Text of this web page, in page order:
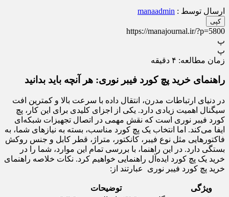
ارسال توسط : manaadmin
کپی
https://manajournal.ir/?p=5800
پ
پ
زمان مطالعه: ۴ دقیقه
راهنمای خرید پچ کورد فیبر نوری: هر آنچه باید بدانید
در دنیای ارتباطات مدرن، انتقال داده با سرعت بالا و کمترین افت
سیگنال اهمیت زیادی دارد. یکی از اجزای کلیدی برای این کار، پچ
کورد فیبر نوری است که نقش مهمی در اتصال تجهیزات شبکه‌ای
ایفا می‌کند. اما انتخاب یک پچ کورد مناسب، بسته به نیازهای شما، به
فاکتورهایی مثل نوع فیبر، کانکتور، متراژ، قطر کابل و جنس روکش
بستگی دارد. در این راهنما، با بررسی تمام این موارد، شما را در
خرید یک پچ کورد ایده‌آل راهنمایی خواهیم کرد. نکات خلاصه راهنمای
خرید پچ کورد فیبر نوری عبارتند از:
ویژگی
توضیحات